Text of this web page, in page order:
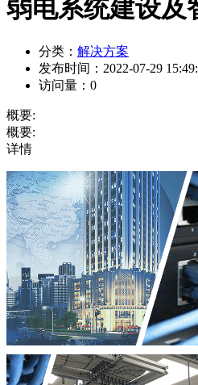
弱电系统建设及
分类： 解决方案
发布时间： 2022-07-29
访问量： 0
概要:
概要:
详情